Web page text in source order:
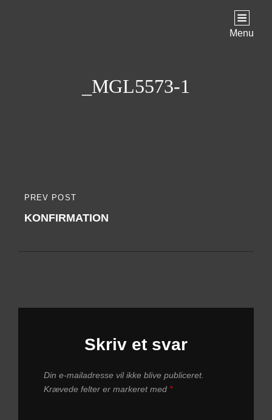
Menu
_MGL5573-1
Indlægsnavigation
PREVIOUS
POST
PREV POST
KONFIRMATION
Skriv et svar
Din e-mailadresse vil ikke blive publiceret.
Krævede felter er markeret med *